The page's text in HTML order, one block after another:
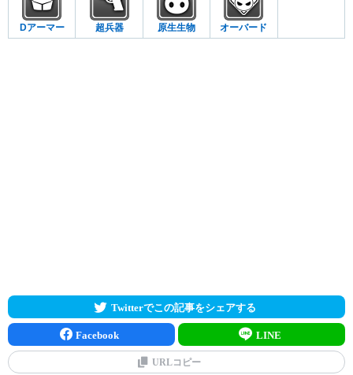
Dアーマー 超兵器 原生生物 オーバード
Twitterでこの記事をシェアする
Facebook LINE
URLコピー